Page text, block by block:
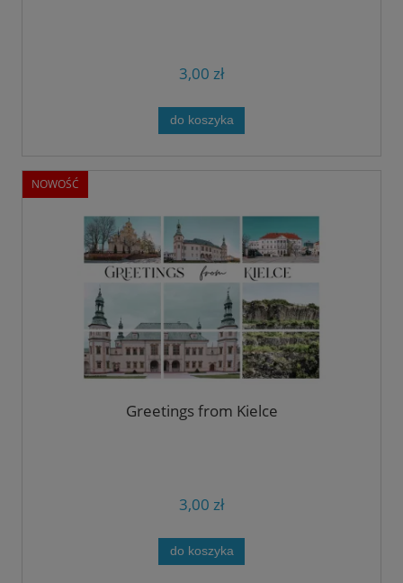
3,00 zł
do koszyka
Greetings from Kielce
3,00 zł
do koszyka
NOWOŚĆ